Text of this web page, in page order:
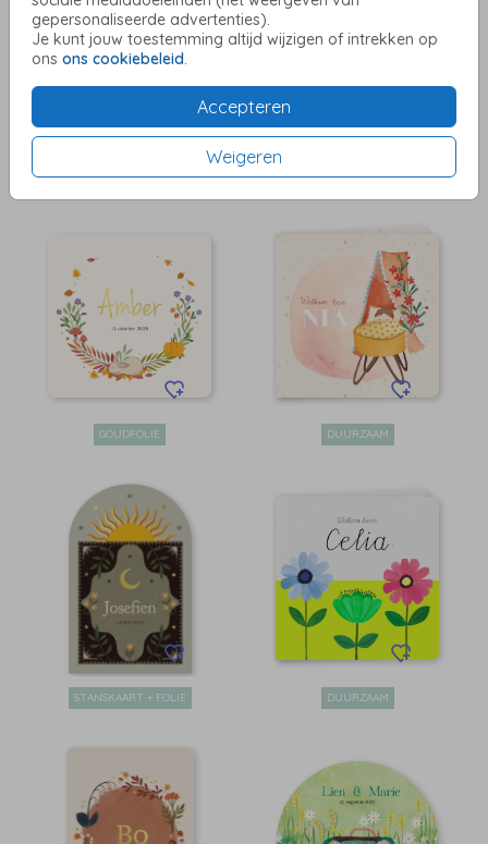
gepersonaliseerde advertenties).
Je kunt jouw toestemming altijd wijzigen of intrekken op
ons ons cookiebeleid.
Accepteren
Weigeren
GOUDFOLIE DUURZAAM
STANSKAART + FOLIE DUURZAAM